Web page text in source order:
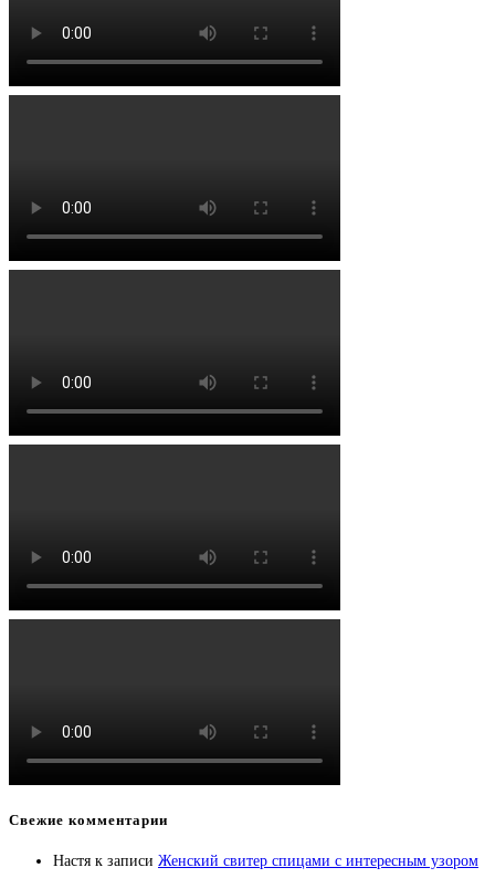
Свежие комментарии
Настя к записи Женский свитер спицами с интересным узором